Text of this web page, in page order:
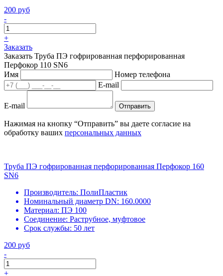
200 руб
-
+
Заказать
Заказать Труба ПЭ гофрированная перфорированная
Перфокор 110 SN6
Имя
Номер телефона
E-mail
E-mail Отправить
Нажимая на кнопку “Отправить” вы даете согласие на
обработку ваших персональных данных
Труба ПЭ гофрированная перфорированная Перфокор 160
SN6
Производитель: ПолиПластик
Номинальный диаметр DN: 160.0000
Материал: ПЭ 100
Соединение: Раструбное, муфтовое
Срок службы: 50 лет
200 руб
-
+